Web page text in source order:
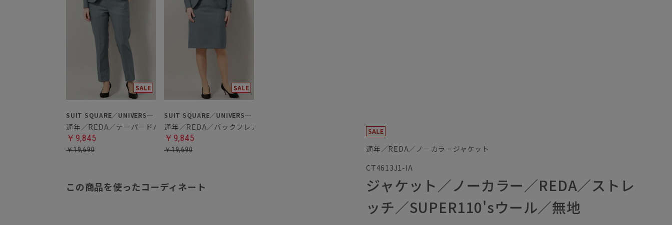
SUIT SQUARE／UNIVERSAL LANGUAGE／WHITE
通年／REDA／テーパードパンツ
￥9,845
￥19,690
SUIT SQUARE／UNIVERSAL LANGUAGE／WHITE
通年／REDA／バックフレアタイトスカート
￥9,845
￥19,690
この商品を使ったコーディネート
通年／REDA／ノーカラージャケット
CT4613J1-IA
ジャケット／ノーカラー／REDA／ストレ
ッチ／SUPER110'sウール／無地